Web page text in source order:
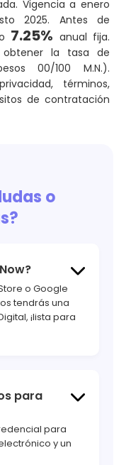
Vigencia a enero
2025. Antes de
7.25% anual fija.
la tasa de
00/100 M.N.).
términos,
de contratación
o
hola
o Google
tendrás una
¡lista para
para
hola
para
y un